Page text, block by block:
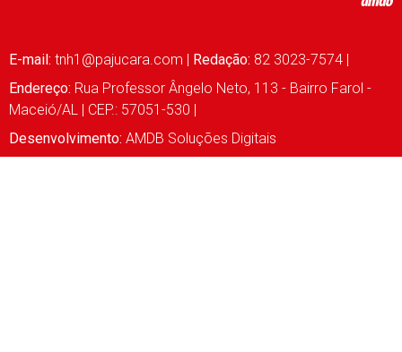
E-mail: tnh1@pajucara.com Redação: 82 3023-7574 |
Endereço: Rua Professor Ângelo Neto, 113 - Bairro Farol -
Maceió/AL | CEP.: 57051-530 |
Desenvolvimento: AMDB Soluções Digitais